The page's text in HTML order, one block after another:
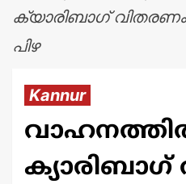
ക്യാരിബാഗ്
പിഴ
Kannur